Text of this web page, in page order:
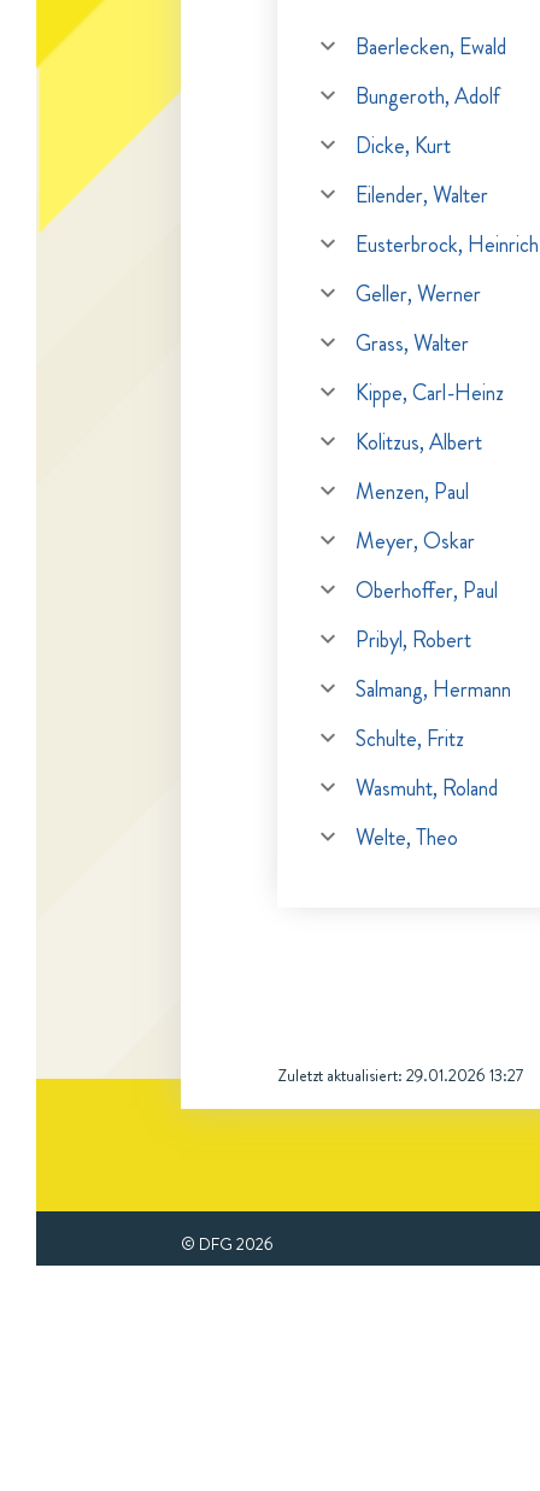
Baerlecken, Ewald
Bungeroth, Adolf
Dicke, Kurt
Eilender, Walter
Eusterbrock, Heinrich
Geller, Werner
Grass, Walter
Kippe, Carl-Heinz
Kolitzus, Albert
Menzen, Paul
Meyer, Oskar
Oberhoffer, Paul
Pribyl, Robert
Salmang, Hermann
Schulte, Fritz
Wasmuht, Roland
Welte, Theo
Zuletzt aktualisiert: 29.01.2026 13:27
© DFG 2026